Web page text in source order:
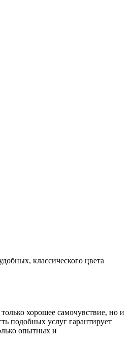
классического цвета
хорошее самочувствие, но и
подобных услуг гарантирует
опытных и